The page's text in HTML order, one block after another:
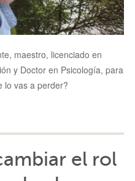
maestro, licenciado en
y Doctor en Psicología, para
lo vas a perder?
el rol